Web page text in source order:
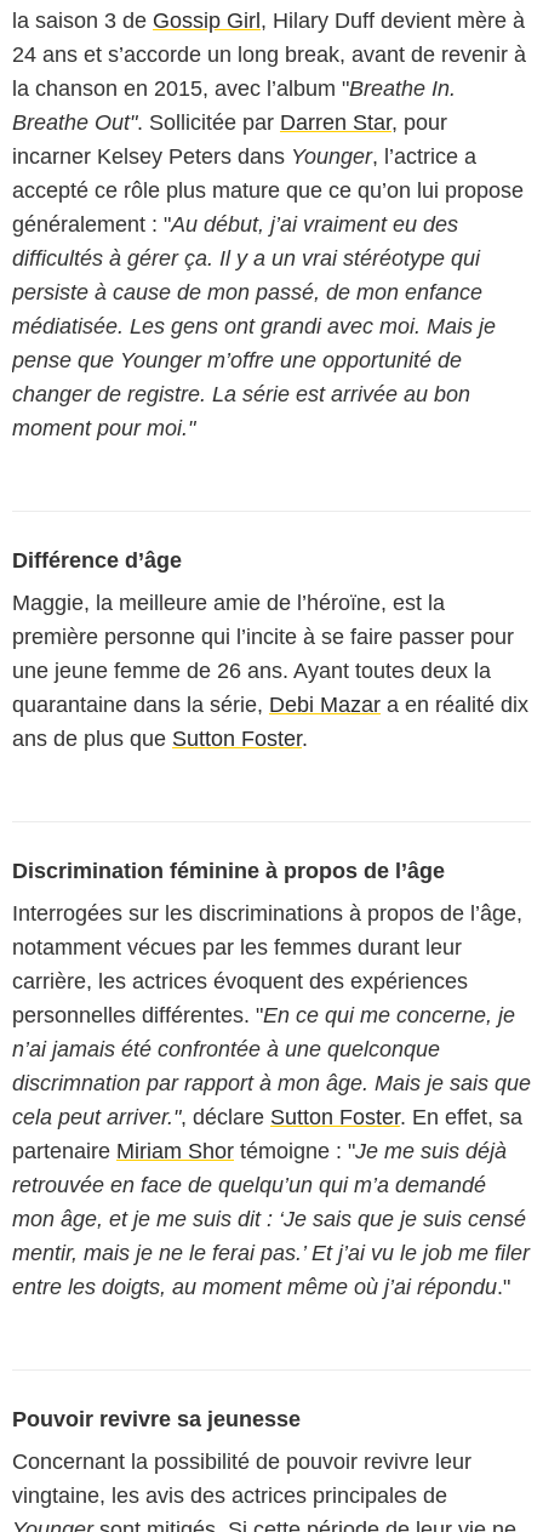
la saison 3 de Gossip Girl , Hilary Duff devient mère à
24 ans et s’accorde un long break, avant de revenir à
la chanson en 2015, avec l’album "Breathe In.
Breathe Out". Sollicitée par Darren Star, pour
incarner Kelsey Peters dans Younger, l’actrice a
accepté ce rôle plus mature que ce qu’on lui propose
généralement : "Au début, j’ai vraiment eu des
difficultés à gérer ça. Il y a un vrai stéréotype qui
persiste à cause de mon passé, de mon enfance
médiatisée. Les gens ont grandi avec moi. Mais je
pense que Younger m’offre une opportunité de
changer de registre. La série est arrivée au bon
moment pour moi."
Différence d’âge
Maggie, la meilleure amie de l’héroïne, est la
première personne qui l’incite à se faire passer pour
une jeune femme de 26 ans. Ayant toutes deux la
quarantaine dans la série, Debi Mazar a en réalité dix
ans de plus que Sutton Foster.
Discrimination féminine à propos de l’âge
Interrogées sur les discriminations à propos de l’âge,
notamment vécues par les femmes durant leur
carrière, les actrices évoquent des expériences
personnelles différentes. "En ce qui me concerne, je
n’ai jamais été confrontée à une quelconque
discrimnation par rapport à mon âge. Mais je sais que
cela peut arriver.", déclare Sutton Foster. En effet, sa
partenaire Miriam Shor témoigne : "Je me suis déjà
retrouvée en face de quelqu’un qui m’a demandé
mon âge, et je me suis dit : ‘Je sais que je suis censé
mentir, mais je ne le ferai pas.’ Et j’ai vu le job me filer
entre les doigts, au moment même où j’ai répondu."
Pouvoir revivre sa jeunesse
Concernant la possibilité de pouvoir revivre leur
vingtaine, les avis des actrices principales de